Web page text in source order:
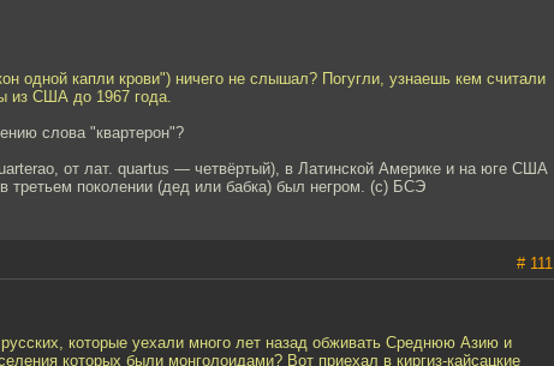
одной капли крови") ничего не слышал? Погугли, узнаешь кем считали
из США до 1967 года.
слова "квартерон"?
от лат. quartus — четвёртый), в Латинской Америке и на юге США
третьем поколении (дед или бабка) был негром. (с) БСЭ
# 111
которые уехали много лет назад обживать Среднюю Азию и
которых были монголоидами? Вот приехал в киргиз-кайсацкие